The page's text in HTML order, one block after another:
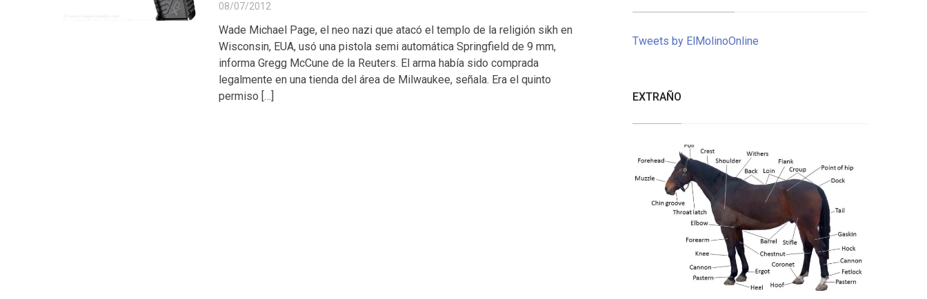
08/07/2012
Wade Michael Page, el neo nazi que atacó el templo de la religión sikh en
Wisconsin, EUA, usó una pistola semi automática Springfield de 9 mm,
informa Gregg McCune de la Reuters. El arma había sido comprada
legalmente en una tienda del área de Milwaukee, señala. Era el quinto
permiso […]
Tweets by ElMolinoOnline
EXTRAÑO